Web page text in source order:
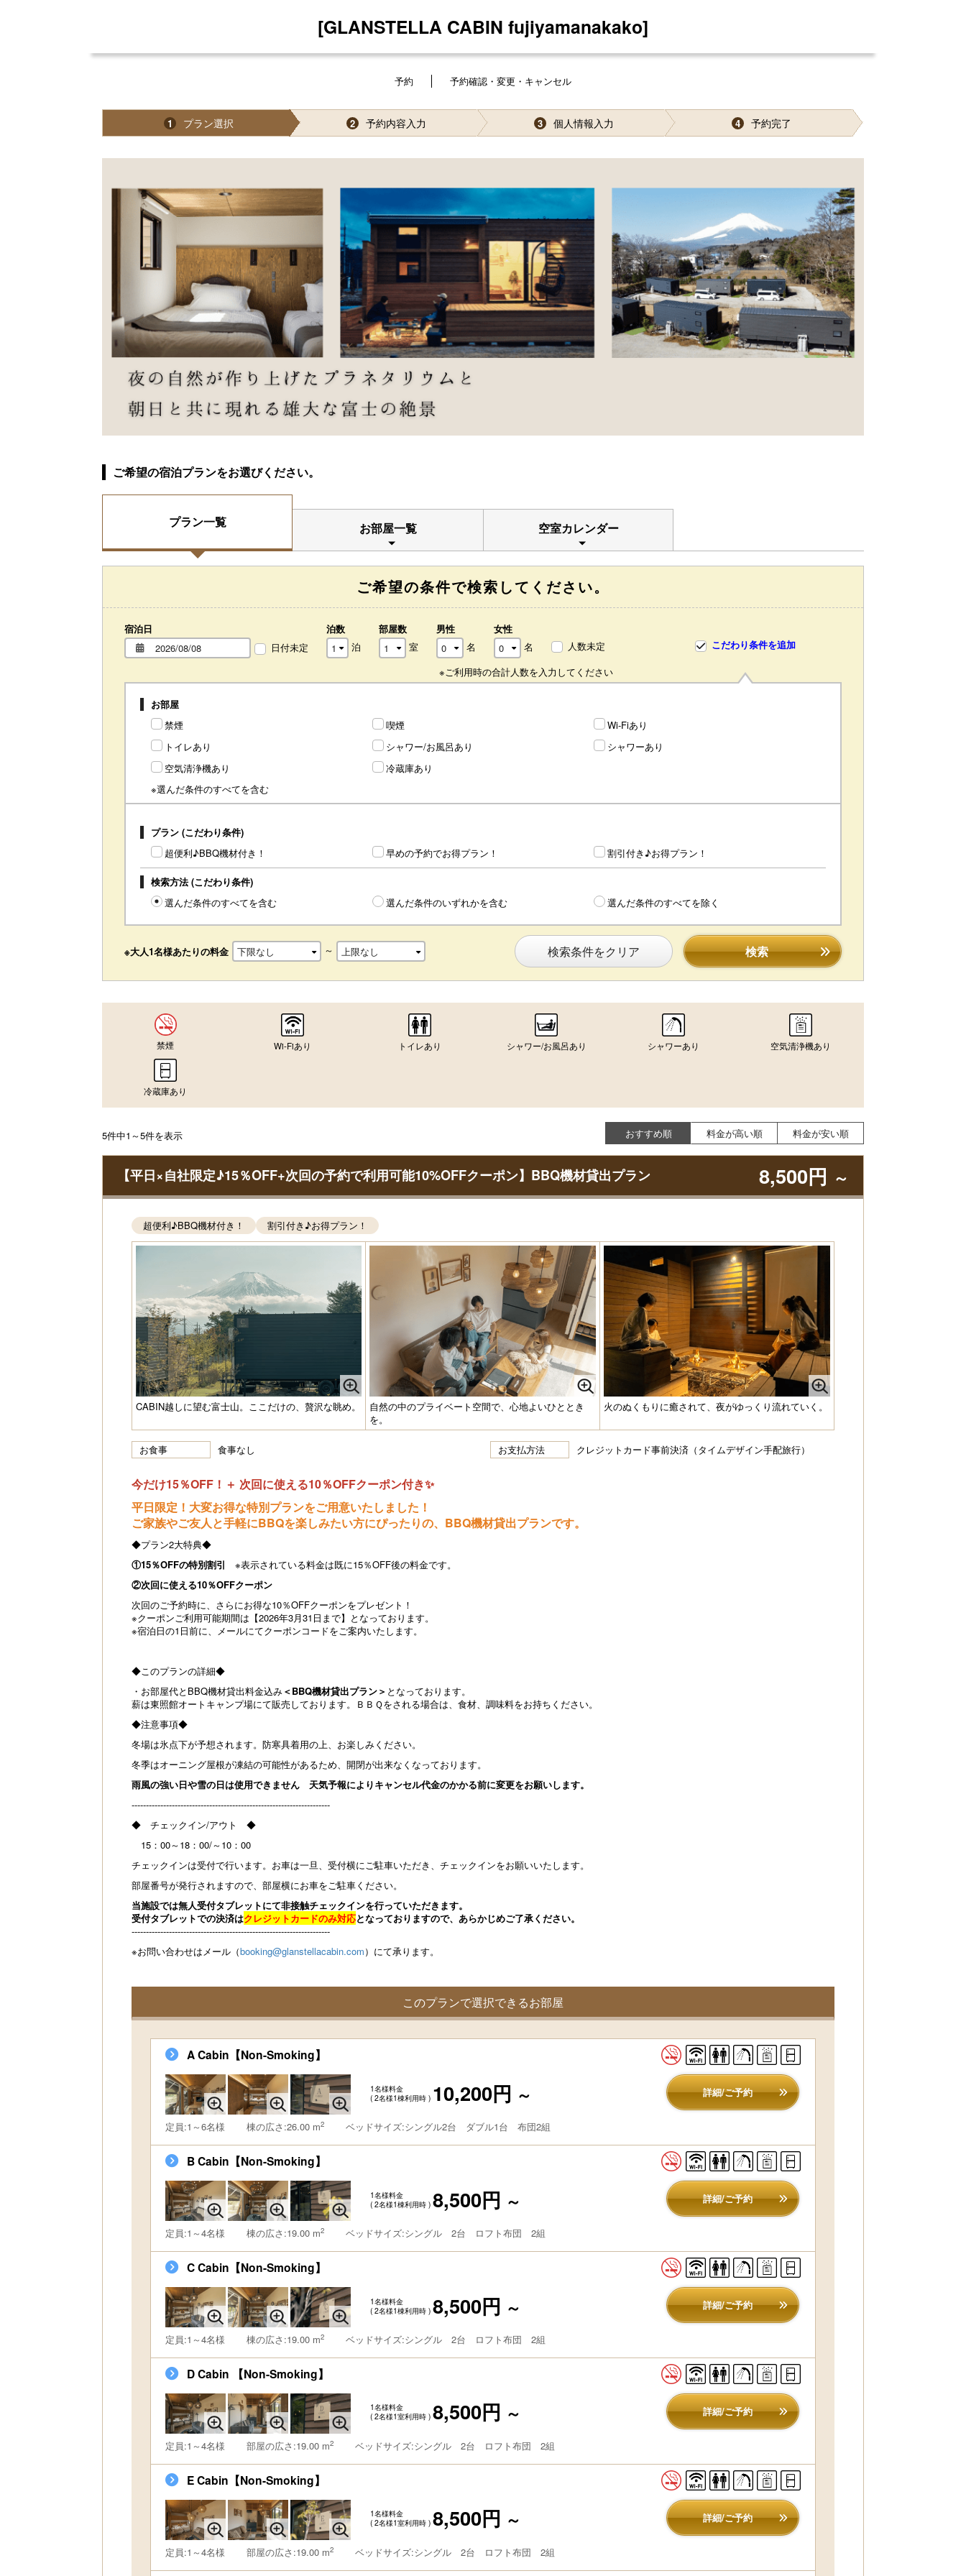
[GLANSTELLA CABIN fujiyamanakako]
予約 予約確認・変更・キャンセル
1 プラン選択 2 予約内容入力 3 個人情報入力 4 予約完了
ご希望の宿泊プランをお選びください。
プラン一覧 お部屋一覧 空室カレンダー
ご希望の条件で検索してください。
宿泊日
日付未定
泊数
泊
部屋数
室
男性
名
女性
名
人数未定
※ご利用時の合計人数を入力してください
こだわり条件を追加
お部屋
禁煙
喫煙
Wi-Fiあり
トイレあり
シャワー/お風呂あり
シャワーあり
空気清浄機あり
冷蔵庫あり
※選んだ条件のすべてを含む
プラン (こだわり条件)
超便利♪BBQ機材付き！
早めの予約でお得プラン！ 割引付き♪お得プラン！
検索方法 (こだわり条件)
選んだ条件のすべてを含む
選んだ条件のいずれかを含む 選んだ条件のすべてを除く
※大人1名様あたりの料金 ～ 検索条件をクリア 検索
禁煙 Wi-Fiあり トイレあり シャワー/お風呂あり シャワーあり 空気清浄機あり
冷蔵庫あり
おすすめ順 料金が高い順 料金が安い順
5件中1～5件を表示
【平日×自社限定♪15％OFF+次回の予約で利用可能10%OFFクーポン】BBQ機材貸出プラン 8,500円 ～
超便利♪BBQ機材付き！ 割引付き♪お得プラン！
CABIN越しに望む富士山。ここだけの、贅沢な眺め。
自然の中のプライベート空間で、心地よいひととき
を。
火のぬくもりに癒されて、夜がゆっくり流れていく。
お食事 食事なし お支払方法 クレジットカード事前決済（タイムデザイン手配旅行）
今だけ15％OFF！＋ 次回に使える10％OFFクーポン付き✨
平日限定！大変お得な特別プランをご用意いたしました！
ご家族やご友人と手軽にBBQを楽しみたい方にぴったりの、BBQ機材貸出プランです。
◆プラン2大特典◆
①15％OFFの特別割引 ※表示されている料金は既に15％OFF後の料金です。
②次回に使える10％OFFクーポン
次回のご予約時に、さらにお得な10％OFFクーポンをプレゼント！
※クーポンご利用可能期間は【2026年3月31日まで】となっております。
※宿泊日の1日前に、メールにてクーポンコードをご案内いたします。
◆このプランの詳細◆
・お部屋代とBBQ機材貸出料金込み＜BBQ機材貸出プラン＞ となっております。
薪は東照館オートキャンプ場にて販売しております。ＢＢＱをされる場合は、食材、調味料をお持ちください。
◆注意事項◆
冬場は氷点下が予想されます。防寒具着用の上、お楽しみください。
冬季はオーニング屋根が凍結の可能性があるため、開閉が出来なくなっております。
雨風の強い日や雪の日は使用できません 天気予報によりキャンセル代金のかかる前に変更をお願いします。
---------------------------------------------------------------------
◆ チェックイン/アウト ◆
15：00～18：00/～10：00
チェックインは受付で行います。お車は一旦、受付横にご駐車いただき、チェックインをお願いいたします。
部屋番号が発行されますので、部屋横にお車をご駐車ください。
当施設では無人受付タブレットにて非接触チェックインを行っていただきます。
受付タブレットでの決済はクレジットカードのみ対応となっておりますので、あらかじめご了承ください。
---------------------------------------------------------------------
※お問い合わせはメール（booking@glanstellacabin.com）にて承ります。
このプランで選択できるお部屋
A Cabin【Non-Smoking】
1名様料金
( 2名様1棟利用時 ) 10,200円 ～ 詳細/ご予約
定員:1～6名様 棟の広さ:26.00 m2 ベッドサイズ:シングル2台 ダブル1台 布団2組
B Cabin【Non-Smoking】
1名様料金
( 2名様1棟利用時 ) 8,500円 ～ 詳細/ご予約
定員:1～4名様 棟の広さ:19.00 m2 ベッドサイズ:シングル 2台 ロフト布団 2組
C Cabin【Non-Smoking】
1名様料金
( 2名様1棟利用時 ) 8,500円 ～ 詳細/ご予約
定員:1～4名様 棟の広さ:19.00 m2 ベッドサイズ:シングル 2台 ロフト布団 2組
D Cabin 【Non-Smoking】
1名様料金
( 2名様1室利用時 ) 8,500円 ～ 詳細/ご予約
定員:1～4名様 部屋の広さ:19.00 m2 ベッドサイズ:シングル 2台 ロフト布団 2組
E Cabin【Non-Smoking】
1名様料金
( 2名様1室利用時 ) 8,500円 ～ 詳細/ご予約
定員:1～4名様 部屋の広さ:19.00 m2 ベッドサイズ:シングル 2台 ロフト布団 2組